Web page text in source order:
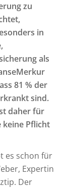
zu
in
als
81 % der
sind.
daher für
keine Pflicht
es schon für
Expertin
Der